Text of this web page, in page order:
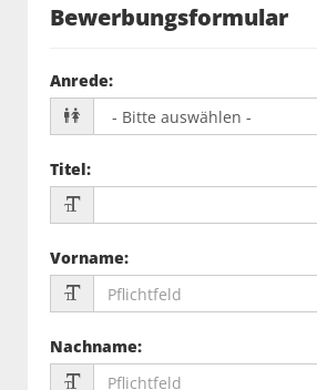
Bewerbungsformular
Anrede:
Titel:
Vorname:
Nachname: